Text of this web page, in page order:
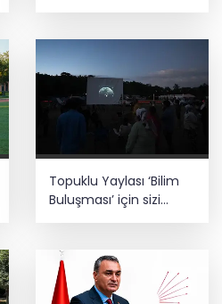
Topuklu Yaylası ‘Bilim
Buluşması’ için sizi
bekliyor